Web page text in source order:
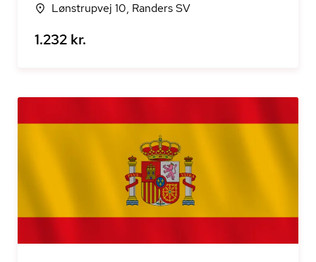
Lønstrupvej 10, Randers SV
1.232 kr.